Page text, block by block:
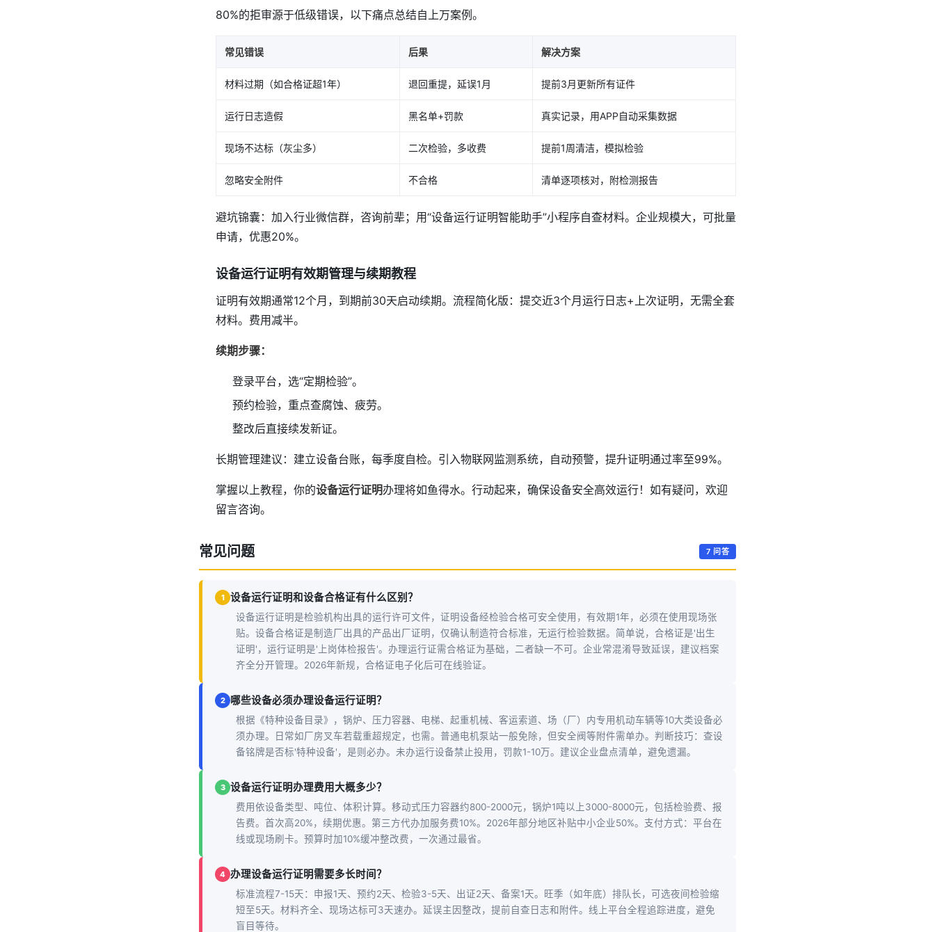
80%的拒审源于低级错误，以下痛点总结自上万案例。
常见错误 后果 解决方案
材料过期（如合格证超1年） 退回重提，延误1月 提前3月更新所有证件
运行日志造假 黑名单+罚款 真实记录，用APP自动采集数据
现场不达标（灰尘多） 二次检验，多收费 提前1周清洁，模拟检验
忽略安全附件 不合格 清单逐项核对，附检测报告
避坑锦囊：加入行业微信群，咨询前辈；用“设备运行证明智能助手”小程序自查材料。企业规模大，可批量
申请，优惠20%。
设备运行证明有效期管理与续期教程
证明有效期通常12个月，到期前30天启动续期。流程简化版：提交近3个月运行日志+上次证明，无需全套
材料。费用减半。
续期步骤：
登录平台，选“定期检验”。
预约检验，重点查腐蚀、疲劳。
整改后直接续发新证。
长期管理建议：建立设备台账，每季度自检。引入物联网监测系统，自动预警，提升证明通过率至99%。
掌握以上教程，你的设备运行证明办理将如鱼得水。行动起来，确保设备安全高效运行！如有疑问，欢迎
留言咨询。
常见问题 7 问答
1 设备运行证明和设备合格证有什么区别？
设备运行证明是检验机构出具的运行许可文件，证明设备经检验合格可安全使用，有效期1年，必须在使用现场张
贴。设备合格证是制造厂出具的产品出厂证明，仅确认制造符合标准，无运行检验数据。简单说，合格证是'出生
证明'，运行证明是'上岗体检报告'。办理运行证需合格证为基础，二者缺一不可。企业常混淆导致延误，建议档案
齐全分开管理。2026年新规，合格证电子化后可在线验证。
2 哪些设备必须办理设备运行证明？
根据《特种设备目录》，锅炉、压力容器、电梯、起重机械、客运索道、场（厂）内专用机动车辆等10大类设备必
须办理。日常如厂房叉车若载重超规定，也需。普通电机泵站一般免除，但安全阀等附件需单办。判断技巧：查设
备铭牌是否标'特种设备'，是则必办。未办运行设备禁止投用，罚款1-10万。建议企业盘点清单，避免遗漏。
3 设备运行证明办理费用大概多少？
费用依设备类型、吨位、体积计算。移动式压力容器约800-2000元，锅炉1吨以上3000-8000元，包括检验费、报
告费。首次高20%，续期优惠。第三方代办加服务费10%。2026年部分地区补贴中小企业50%。支付方式：平台在
线或现场刷卡。预算时加10%缓冲整改费，一次通过最省。
4 办理设备运行证明需要多长时间？
标准流程7-15天：申报1天、预约2天、检验3-5天、出证2天、备案1天。旺季（如年底）排队长，可选夜间检验缩
短至5天。材料齐全、现场达标可3天速办。延误主因整改，提前自查日志和附件。线上平台全程追踪进度，避免
盲目等待。